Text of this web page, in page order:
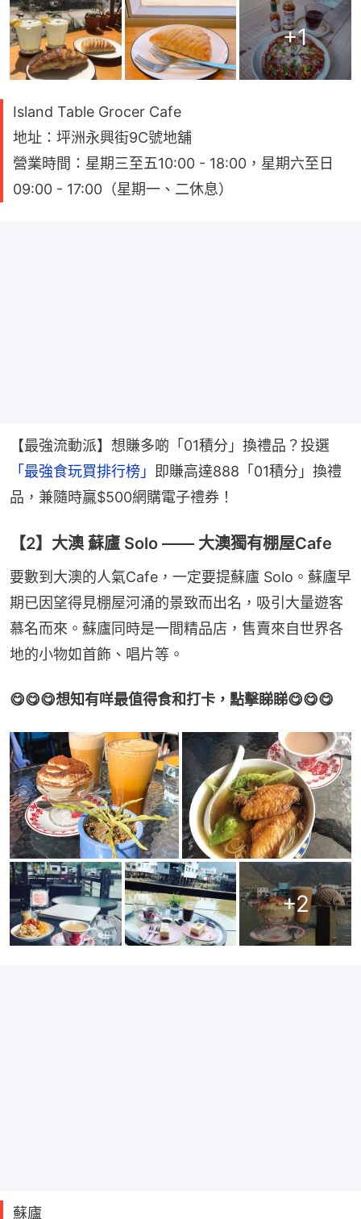
+1
Island Table Grocer Cafe
地址：坪洲永興街9C號地舖
營業時間：星期三至五10:00 - 18:00，星期六至日
09:00 - 17:00（星期一、二休息）
【最強流動派】想賺多啲「01積分」換禮品？投選
「最強食玩買排行榜」
即賺高達888「01積分」換禮
品，兼隨時贏$500網購電子禮券！
【2】大澳 蘇廬 Solo —— 大澳獨有棚屋Cafe
要數到大澳的人氣Cafe，一定要提蘇廬 Solo。蘇廬早
期已因望得見棚屋河涌的景致而出名，吸引大量遊客
慕名而來。蘇廬同時是一間精品店，售賣來自世界各
地的小物如首飾、唱片等。
😋😋😋想知有咩最值得食和打卡，點擊睇睇😋😋😋
+2
蘇廬